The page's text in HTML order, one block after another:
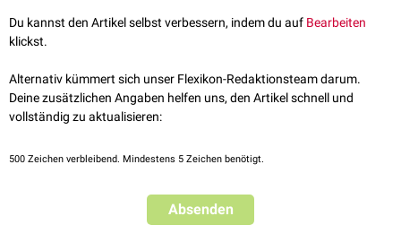
myelodysplastischen Syndroms
und bei der Pelger-Huët-Anomalie
siehe auch
Du kannst den Artikel selbst verbessern, indem du auf Bearbeiten
klickst.
Alternativ kümmert sich unser Flexikon-Redaktionsteam darum.
Deine zusätzlichen Angaben helfen uns, den Artikel schnell und
vollständig zu aktualisieren:
500 Zeichen verbleibend. Mindestens 5 Zeichen benötigt.
Absenden